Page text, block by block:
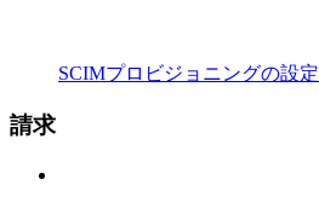
SCIMプロビジョニングの設定
請求